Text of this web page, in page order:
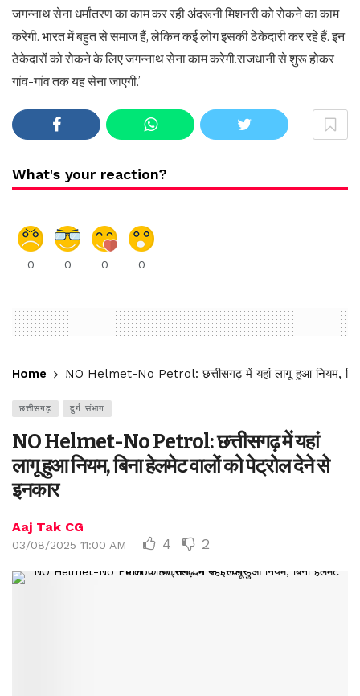
जगन्नाथ सेना धर्मांतरण का काम कर रही अंदरूनी मिशनरी को रोकने का काम
करेगी. भारत में बहुत से समाज हैं, लेकिन कई लोग इसकी ठेकेदारी कर रहे हैं. इन
ठेकेदारों को रोकने के लिए जगन्नाथ सेना काम करेगी.राजधानी से शुरू होकर
गांव-गांव तक यह सेना जाएगी.’
What's your reaction?
0 0 0 0
Home NO Helmet-No Petrol: छत्तीसगढ़ में यहां लागू हुआ नियम,
छत्तीसगढ़ दुर्ग संभाग
NO Helmet-No Petrol: छत्तीसगढ़ में यहां
लागू हुआ नियम, बिना हेलमेट वालों को पेट्रोल देने से
इनकार
Aaj Tak CG
03/08/2025 11:00 AM 4 2